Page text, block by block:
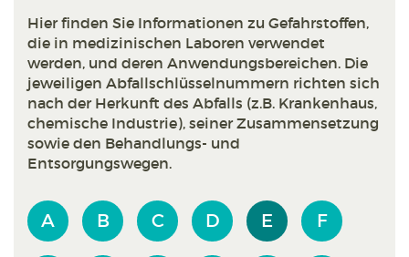
Hier finden Sie Informationen zu Gefahrstoffen,
die in medizinischen Laboren verwendet
werden, und deren Anwendungsbereichen. Die
jeweiligen Abfallschlüsselnummern richten sich
nach der Herkunft des Abfalls (z.B. Krankenhaus,
chemische Industrie), seiner Zusammensetzung
sowie den Behandlungs- und
Entsorgungswegen.
A B C D E F